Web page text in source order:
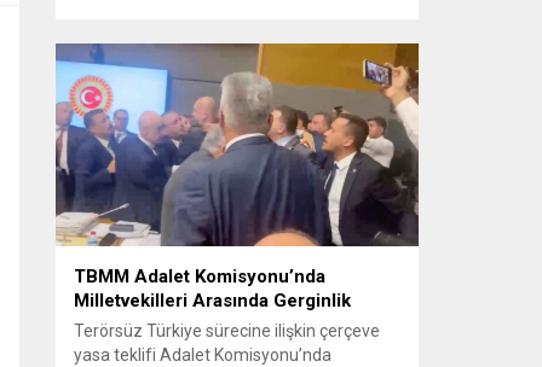
bildirirken saldırıyı kınadı ve Tahran’ı
korsanlıkla suçladı. WAM ajansının
aktardığı ilk açıklamada, ADNOC’a ait bir
geminin sabah saatlerinde hedef alındığı
belirtildi; ilerleyen dakikalarda ise BAE...
TBMM Adalet Komisyonu’nda
Milletvekilleri Arasında Gerginlik
Terörsüz Türkiye sürecine ilişkin çerçeve
yasa teklifi Adalet Komisyonu’nda